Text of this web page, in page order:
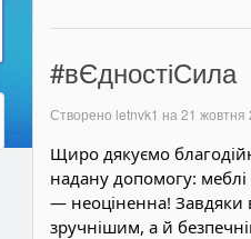
#вЄдностіСила
Створено letnvk1 на21 жовтня
Щиро дякуємо
надану допомогу:
— неоціненна! Завдяки
зручнішим, а й